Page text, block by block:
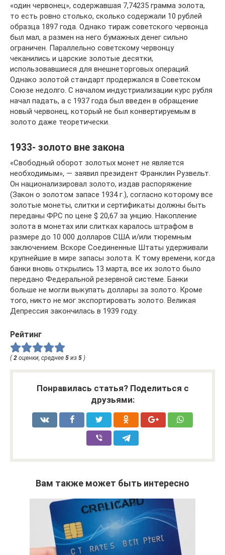
«один червонец», содержавшая 7,74235 грамма золота,
то есть ровно столько, сколько содержали 10 рублей
образца 1897 года. Однако тираж советского червонца
был мал, а размен на него бумажных денег сильно
ограничен. Параллельно советскому червонцу
чеканились и царские золотые десятки,
использовавшиеся для внешнеторговых операций.
Однако золотой стандарт продержался в Советском
Союзе недолго. С началом индустриализации курс рубля
начал падать, а с 1937 года был введен в обращение
новый червонец, который не был конвертируемым в
золото даже теоретически.
1933- золото вне закона
«Свободный оборот золотых монет не является
необходимым», — заявил президент Франклин Рузвельт.
Он национализировал золото, издав распоряжение
(Закон о золотом запасе 1934 г.), согласно которому все
золотые монеты, слитки и сертификаты должны быть
переданы ФРС по цене $ 20,67 за унцию. Накопление
золота в монетах или слитках каралось штрафом в
размере до 10 000 долларов США и/или тюремным
заключением. Вскоре Соединенные Штаты удерживали
крупнейшие в мире запасы золота. К тому времени, когда
банки вновь открылись 13 марта, все их золото было
передано Федеральной резервной системе. Банки
больше не могли выкупать доллары за золото. Кроме
того, никто не мог экспортировать золото. Великая
Депрессия закончилась в 1939 году.
Рейтинг
( 2 оценки, среднее 5 из 5 )
Понравилась статья? Поделиться с
друзьями:
Вам также может быть интересно